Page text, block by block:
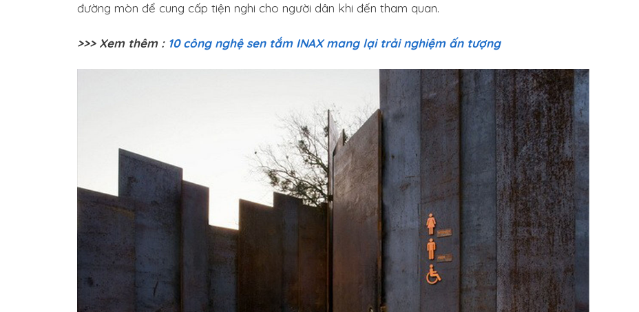
đường mòn để cung cấp tiện nghi cho người dân khi đến tham quan.
>>> Xem thêm : 10 công nghệ sen tắm INAX mang lại trải nghiệm ấn tượng